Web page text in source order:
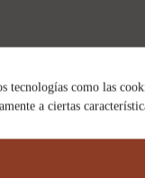
tecnologías como las
a ciertas